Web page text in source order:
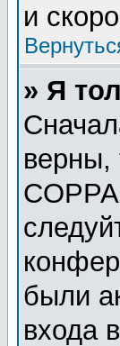
и
» Я
верны,
были
входа